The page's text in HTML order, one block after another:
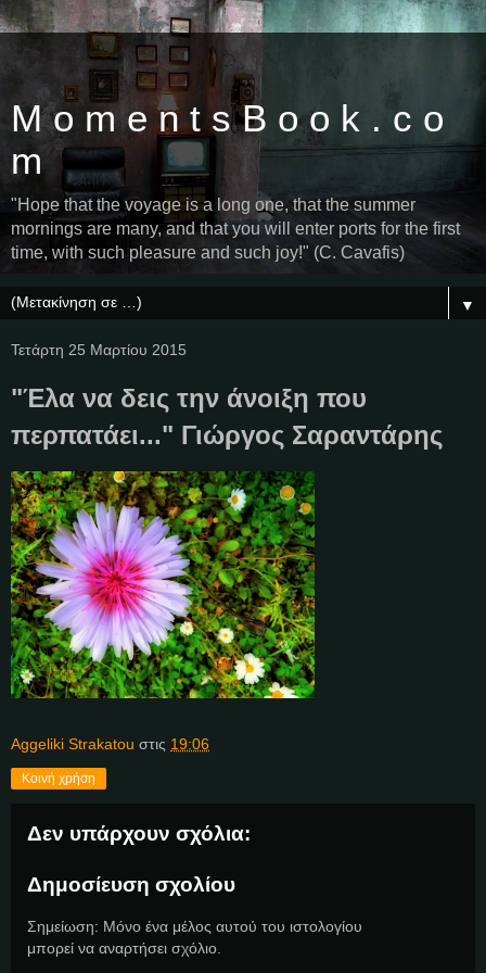
M o m e n t s B o o k . c o
m
"Hope that the voyage is a long one, that the summer
mornings are many, and that you will enter ports for the first
time, with such pleasure and such joy!" (C. Cavafis)
▼
Τετάρτη 25 Μαρτίου 2015
"Έλα να δεις την άνοιξη που
περπατάει..." Γιώργος Σαραντάρης
Aggeliki Strakatou στις 19:06
Κοινή χρήση
Δεν υπάρχουν σχόλια:
Δημοσίευση σχολίου
Σημείωση: Μόνο ένα μέλος αυτού του ιστολογίου
μπορεί να αναρτήσει σχόλιο.